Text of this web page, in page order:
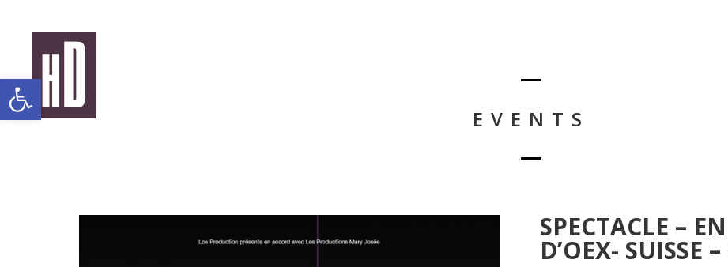
Ouvrir la barre d’outils
EVENTS
SPECTACLE –
D’OEX- SUISSE